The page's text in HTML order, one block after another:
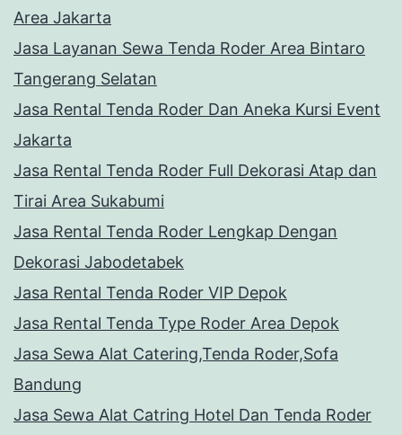
Area Jakarta
Jasa Layanan Sewa Tenda Roder Area Bintaro
Tangerang Selatan
Jasa Rental Tenda Roder Dan Aneka Kursi Event
Jakarta
Jasa Rental Tenda Roder Full Dekorasi Atap dan
Tirai Area Sukabumi
Jasa Rental Tenda Roder Lengkap Dengan
Dekorasi Jabodetabek
Jasa Rental Tenda Roder VIP Depok
Jasa Rental Tenda Type Roder Area Depok
Jasa Sewa Alat Catering,Tenda Roder,Sofa
Bandung
Jasa Sewa Alat Catring Hotel Dan Tenda Roder